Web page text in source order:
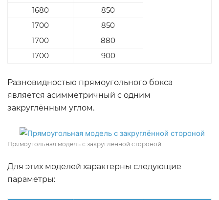
1680
850
1700
850
1700
880
1700
900
Разновидностью прямоугольного бокса
является асимметричный с одним
закруглённым углом.
Прямоугольная модель с закруглённой стороной
Для этих моделей характерны следующие
параметры: